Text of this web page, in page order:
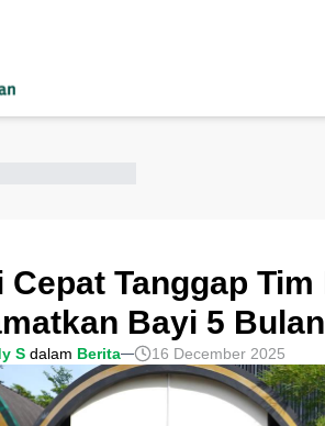
Cepat Tanggap
Bayi 5
S dalam Berita 16 December 2025